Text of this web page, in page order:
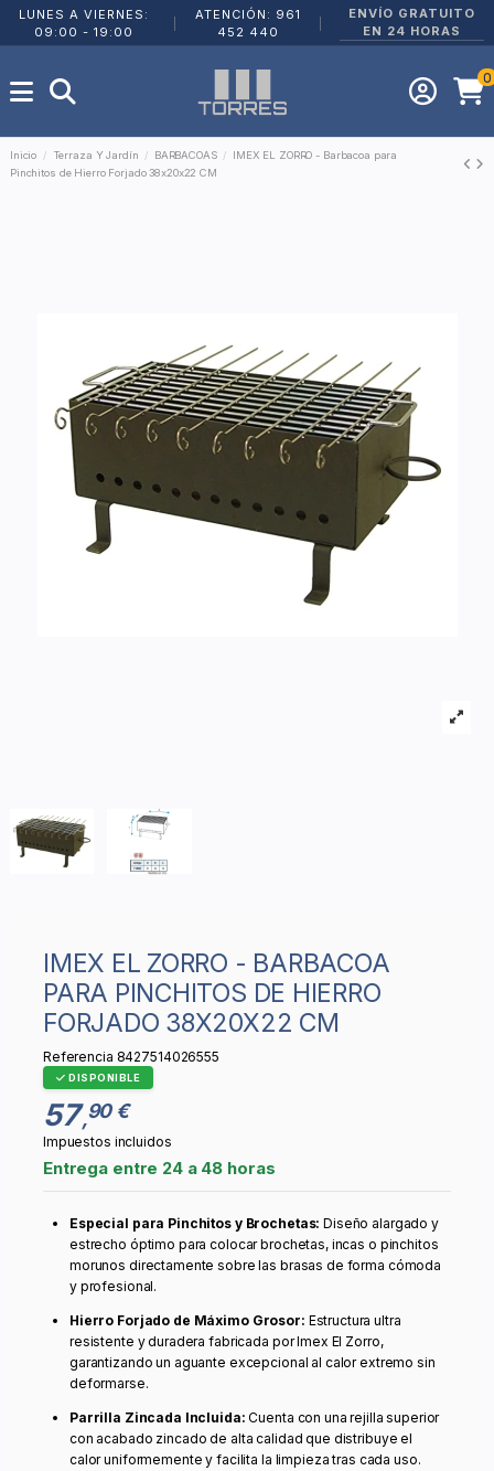
LUNES A VIERNES:
09:00 - 19:00
ATENCIÓN: 961
452 440
ENVÍO GRATUITO
EN 24 HORAS
0
Inicio Terraza Y Jardín BARBACOAS
IMEX EL ZORRO - Barbacoa para
Pinchitos de Hierro Forjado 38x20x22 CM
IMEX EL ZORRO - BARBACOA
PARA PINCHITOS DE HIERRO
FORJADO 38X20X22 CM
Referencia 8427514026555
DISPONIBLE
57 ,90 €
Impuestos incluidos
Entrega entre 24 a 48 horas
Especial para Pinchitos y Brochetas: Diseño alargado y
estrecho óptimo para colocar brochetas, incas o pinchitos
morunos directamente sobre las brasas de forma cómoda
y profesional.
Hierro Forjado de Máximo Grosor: Estructura ultra
resistente y duradera fabricada por Imex El Zorro,
garantizando un aguante excepcional al calor extremo sin
deformarse.
Parrilla Zincada Incluida: Cuenta con una rejilla superior
con acabado zincado de alta calidad que distribuye el
calor uniformemente y facilita la limpieza tras cada uso.